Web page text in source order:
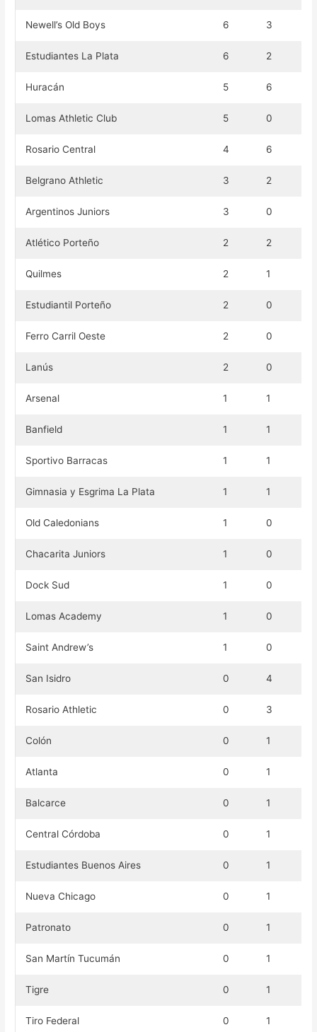
Newell’s Old Boys 6 3
Estudiantes La Plata 6 2
Huracán 5 6
Lomas Athletic Club 5 0
Rosario Central 4 6
Belgrano Athletic 3 2
Argentinos Juniors 3 0
Atlético Porteño 2 2
Quilmes 2 1
Estudiantil Porteño 2 0
Ferro Carril Oeste 2 0
Lanús 2 0
Arsenal 1 1
Banfield 1 1
Sportivo Barracas 1 1
Gimnasia y Esgrima La Plata 1 1
Old Caledonians 1 0
Chacarita Juniors 1 0
Dock Sud 1 0
Lomas Academy 1 0
Saint Andrew’s 1 0
San Isidro 0 4
Rosario Athletic 0 3
Colón 0 1
Atlanta 0 1
Balcarce 0 1
Central Córdoba 0 1
Estudiantes Buenos Aires 0 1
Nueva Chicago 0 1
Patronato 0 1
San Martín Tucumán 0 1
Tigre 0 1
Tiro Federal 0 1